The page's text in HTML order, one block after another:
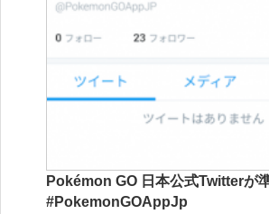
Pokémon GO 日本公式Twitterが
#PokemonGOAppJp